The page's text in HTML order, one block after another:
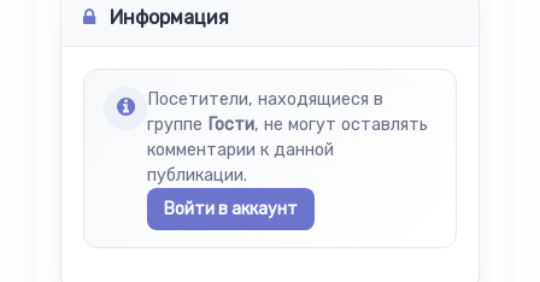
Информация
Посетители, находящиеся в
группе Гости, не могут оставлять
комментарии к данной
публикации.
Войти в аккаунт